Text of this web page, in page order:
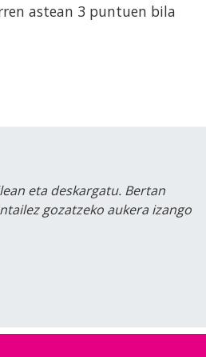
astean 3 puntuen bila
eta deskargatu. Bertan
gozatzeko aukera izango